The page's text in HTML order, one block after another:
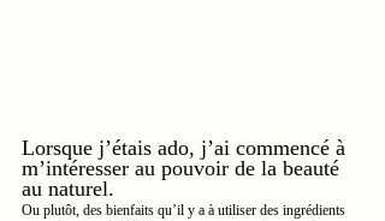
Lorsque j’étais ado, j’ai commencé à
m’intéresser au pouvoir de la beauté
au naturel.
Ou plutôt, des bienfaits qu’il y a à utiliser des ingrédients